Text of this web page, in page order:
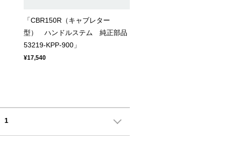
「CBR150R（キャブレター
型） ハンドルステム 純正部品
53219-KPP-900」
¥17,540
1